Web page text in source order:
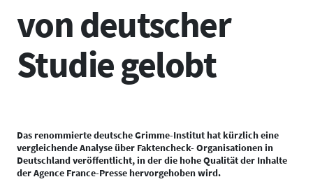
von deutscher
Studie gelobt
Das renommierte deutsche Grimme-Institut hat kürzlich eine
vergleichende Analyse über Faktencheck- Organisationen in
Deutschland veröffentlicht, in der die hohe Qualität der Inhalte
der Agence France-Presse hervorgehoben wird.